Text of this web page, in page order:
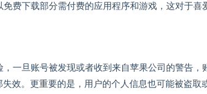
费下载部分需付费的应用程序和游戏，这对于喜
一旦账号被发现或者收到来自苹果公司的警告，
效。更重要的是，用户的个人信息也可能被盗取